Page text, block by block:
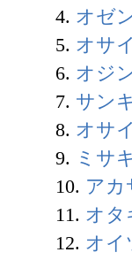
4. オゼ
5. オサ
6. オジ
7. サン
8. オサ
9. ミサ
10. アカ
11. オタ
12. オイ